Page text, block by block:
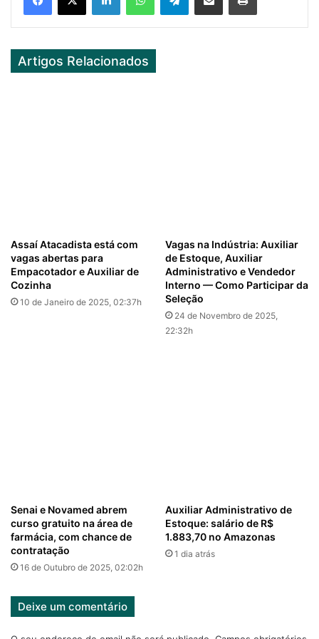
Artigos Relacionados
Assaí Atacadista está com
vagas abertas para
Empacotador e Auxiliar de
Cozinha
10 de Janeiro de 2025, 02:37h
Vagas na Indústria: Auxiliar
de Estoque, Auxiliar
Administrativo e Vendedor
Interno — Como Participar da
Seleção
24 de Novembro de 2025,
22:32h
Senai e Novamed abrem
curso gratuito na área de
farmácia, com chance de
contratação
16 de Outubro de 2025, 02:02h
Auxiliar Administrativo de
Estoque: salário de R$
1.883,70 no Amazonas
1 dia atrás
Deixe um comentário